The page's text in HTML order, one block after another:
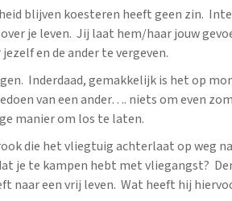
blijven koesteren heeft geen zin.
je leven. Jij laat hem/haar jouw
en de ander te vergeven.
Inderdaad, gemakkelijk is het op
van een ander…. niets om even
manier om los te laten.
die het vliegtuig achterlaat op weg
je te kampen hebt met vliegangst?
naar een vrij leven. Wat heeft hij